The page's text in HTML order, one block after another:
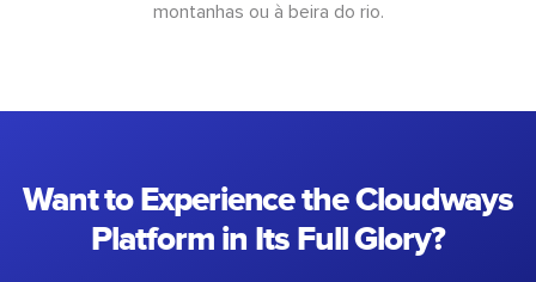
montanhas ou à beira do rio.
Want to Experience the Cloudways
Platform in Its Full Glory?